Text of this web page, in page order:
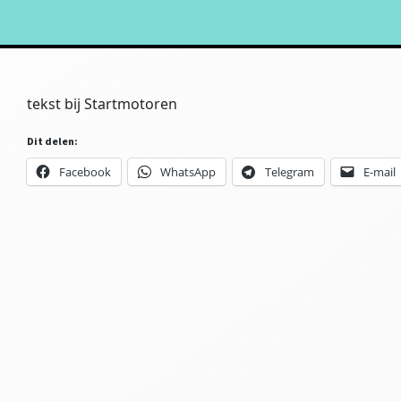
tekst bij Startmotoren
Dit delen:
Facebook WhatsApp Telegram E-mail